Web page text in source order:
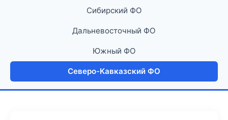
Сибирский ФО
Дальневосточный ФО
Южный ФО
Северо-Кавказский ФО